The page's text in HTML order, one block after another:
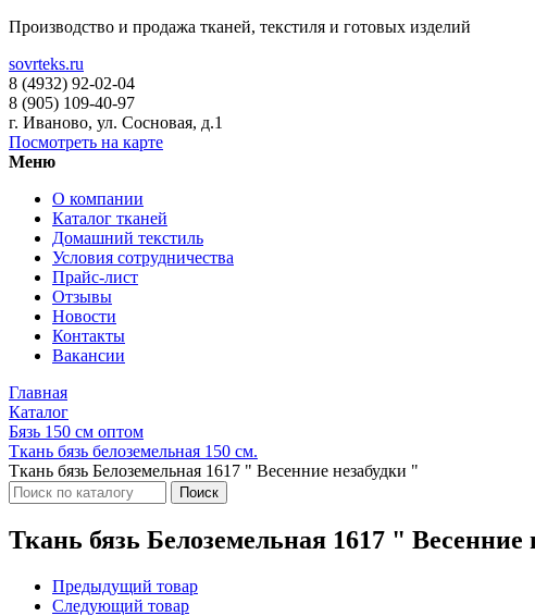
Производство и продажа тканей, текстиля и готовых изделий
sovrteks.ru
8 (4932) 92-02-04
8 (905) 109-40-97
г. Иваново, ул. Сосновая, д.1
Посмотреть на карте
Меню
О компании
Каталог тканей
Домашний текстиль
Условия сотрудничества
Прайс-лист
Отзывы
Новости
Контакты
Вакансии
Главная
Каталог
Бязь 150 см оптом
Ткань бязь белоземельная 150 см.
Ткань бязь Белоземельная 1617 " Весенние незабудки "
Поиск
Ткань бязь Белоземельная 1617 " Весенние
Предыдущий товар
Следующий товар